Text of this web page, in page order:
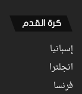
كرة القدم
إسبانيا
انجلترا
فرنسا